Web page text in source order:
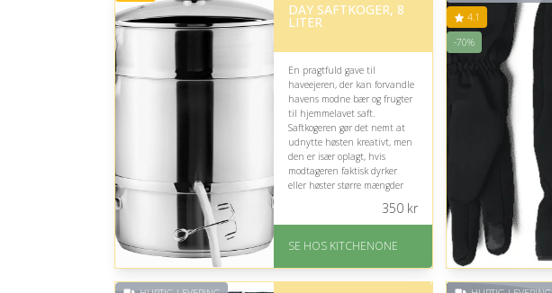
DAY SAFTKOGER, 8
LITER
En pragtfuld gave til
haveejeren, der kan forvandle
havens modne bær og frugter
til hjemmelavet saft.
Saftkogeren gør det nemt at
udnytte høsten kreativt, men
den er især oplagt, hvis
modtageren faktisk dyrker
eller høster større mængder
Fremragende Trustpilot
rating på 4.5 ud af 5
350kr
SE HOS KITCHENONE
4.1
-70%